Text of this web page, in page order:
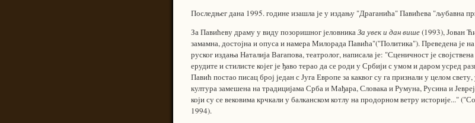
Последњег дана 1995. године изашла је у издању "Драганића" Павићева "љубавна
За Павићеву драму у виду позоришног јеловникаЗа увек и дан више(1993), Јован
замамна, достојна и опуса и намера Милорада Павића"("Политика"). Преведена је
руског издања Наталија Вагапова, театролог, написала је: "Сценичност је
ерудите и стилисте којег је ђаво терао да се роди у Србији с умом и даром усред
Павић постао писац број један с Југа Европе за каквог су га признали у целом
култура замешена на традицијама Срба и Мађара, Словака и Румуна, Русина и
који су се вековима крчкали у балканском котлу на продорном ветру историје..."
1994).